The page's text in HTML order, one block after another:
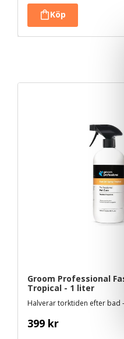
Groom Professional
Tropical - 1 liter
399 kr